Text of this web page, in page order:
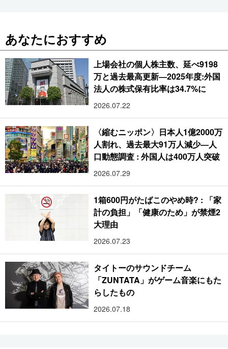
あなたにおすすめ
上場会社の個人株主数、延べ9198
万と過去最高更新―2025年度:外国
法人の株式保有比率は34.7%に
2026.07.22
〈縮むニッポン〉日本人1億2000万
人割れ、過去最大91万人減少―人
口動態調査 : 外国人は400万人突破
2026.07.29
1箱600円がたばこのやめ時? : 「家
計の負担」「健康のため」が禁煙2
大理由
2026.07.23
タイトーのサウンドチーム
「ZUNTATA」がゲーム音楽にもた
らしたもの
2026.07.18